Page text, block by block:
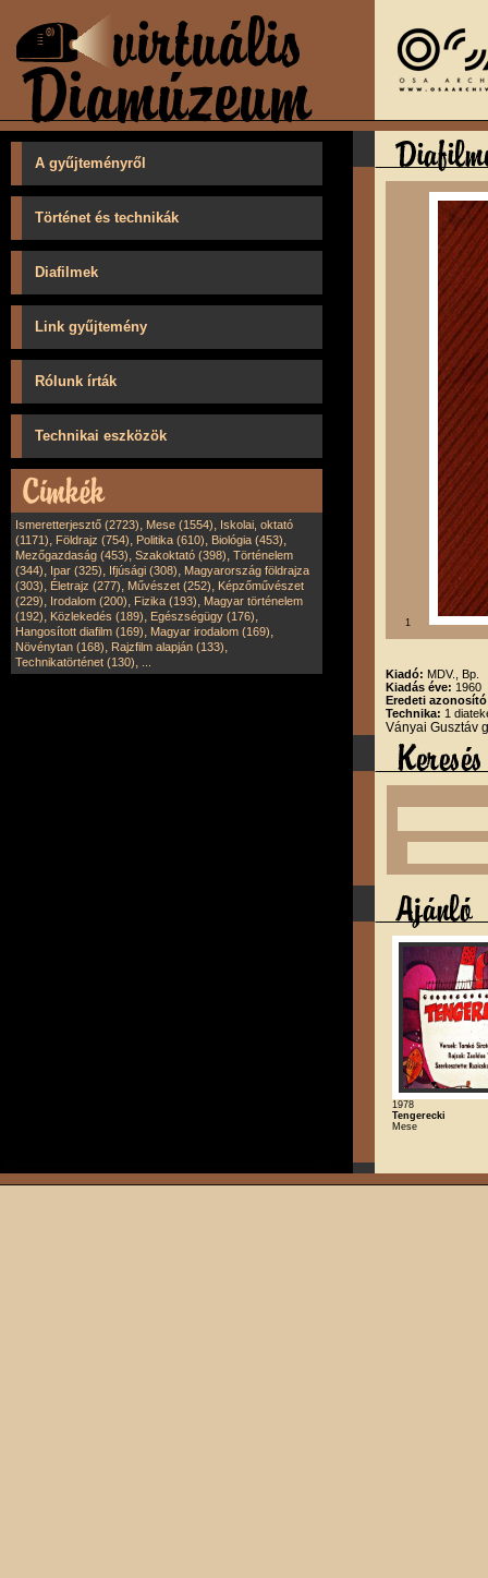
A gyűjteményről
Történet és technikák
Diafilmek
Link gyűjtemény
Rólunk írták
Technikai eszközök
Ismeretterjesztő (2723), Mese (1554), Iskolai, oktató
(1171), Földrajz (754), Politika (610), Biológia (453),
Mezőgazdaság (453), Szakoktató (398), Történelem
(344), Ipar (325), Ifjúsági (308), Magyarország földrajza
(303), Életrajz (277), Művészet (252), Képzőművészet
(229), Irodalom (200), Fizika (193), Magyar történelem
(192), Közlekedés (189), Egészségügy (176),
Hangosított diafilm (169), Magyar irodalom (169),
Növénytan (168), Rajzfilm alapján (133),
Technikatörténet (130),
1
Kiadó: MDV., Bp.
Kiadás éve: 1960
Eredeti
Technika: 1
Ványai Gusztáv
1978
Tengerecki
Mese